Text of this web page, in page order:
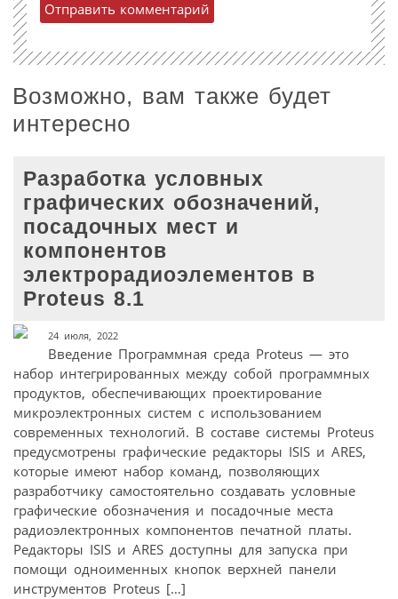
Возможно, вам также будет
интересно
Разработка условных
графических обозначений,
посадочных мест и
компонентов
электрорадиоэлементов в
Proteus 8.1
24 июля, 2022
Введение Программная среда Proteus — это
набор интегрированных между собой программных
продуктов, обеспечивающих проектирование
микроэлектронных систем с использованием
современных технологий. В составе системы Proteus
предусмотрены графические редакторы ISIS и ARES,
которые имеют набор команд, позволяющих
разработчику самостоятельно создавать условные
графические обозначения и посадочные места
радиоэлектронных компонентов печатной платы.
Редакторы ISIS и ARES доступны для запуска при
помощи одноименных кнопок верхней панели
инструментов Proteus […]